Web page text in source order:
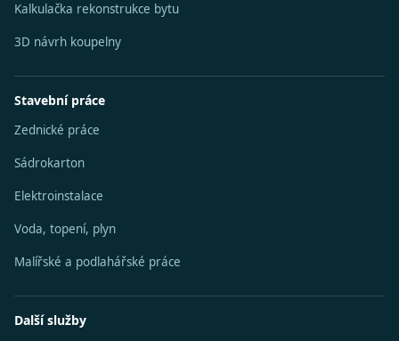
Kalkulačka rekonstrukce bytu
3D návrh koupelny
Stavební práce
Zednické práce
Sádrokarton
Elektroinstalace
Voda, topení, plyn
Malířské a podlahářské práce
Další služby